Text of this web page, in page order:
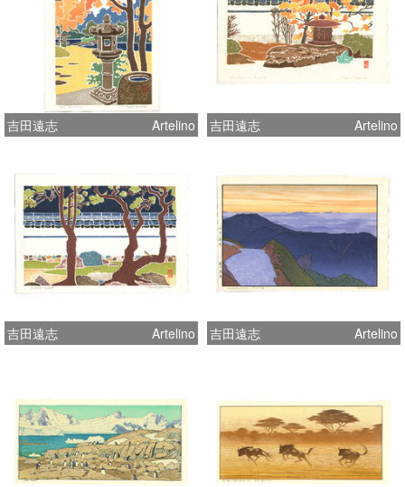
吉田遠志 Artelino 吉田遠志 Artelino
吉田遠志 Artelino 吉田遠志 Artelino